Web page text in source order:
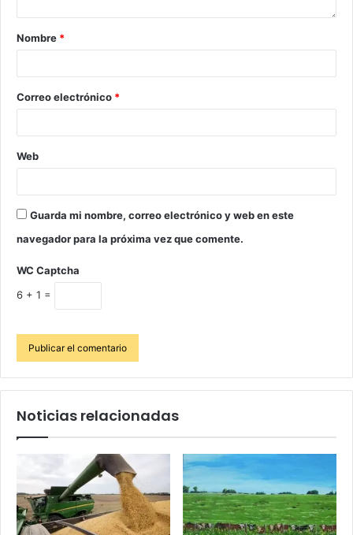
Nombre *
Correo electrónico *
Web
Guarda mi nombre, correo electrónico y web en este
navegador para la próxima vez que comente.
WC Captcha
6 + 1 =
Noticias relacionadas